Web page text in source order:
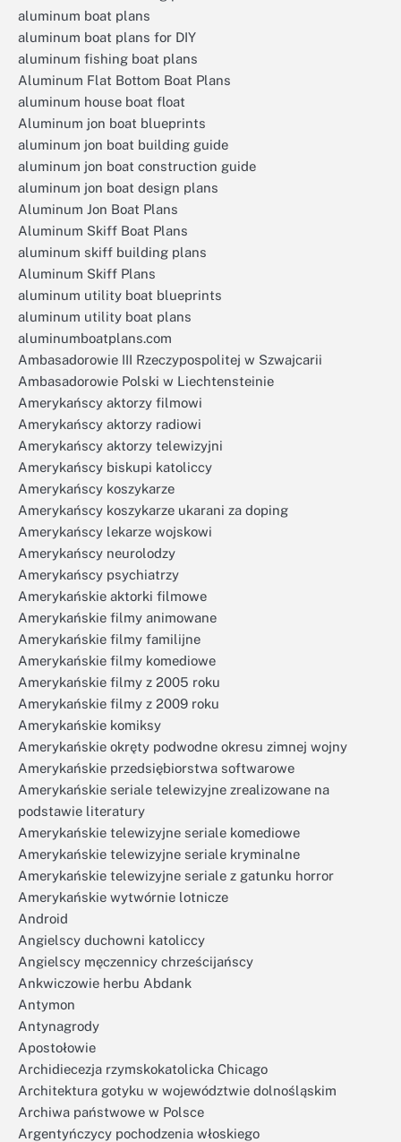
aluminum boat plans
aluminum boat plans for DIY
aluminum fishing boat plans
Aluminum Flat Bottom Boat Plans
aluminum house boat float
Aluminum jon boat blueprints
aluminum jon boat building guide
aluminum jon boat construction guide
aluminum jon boat design plans
Aluminum Jon Boat Plans
Aluminum Skiff Boat Plans
aluminum skiff building plans
Aluminum Skiff Plans
aluminum utility boat blueprints
aluminum utility boat plans
aluminumboatplans.com
Ambasadorowie III Rzeczypospolitej w Szwajcarii
Ambasadorowie Polski w Liechtensteinie
Amerykańscy aktorzy filmowi
Amerykańscy aktorzy radiowi
Amerykańscy aktorzy telewizyjni
Amerykańscy biskupi katoliccy
Amerykańscy koszykarze
Amerykańscy koszykarze ukarani za doping
Amerykańscy lekarze wojskowi
Amerykańscy neurolodzy
Amerykańscy psychiatrzy
Amerykańskie aktorki filmowe
Amerykańskie filmy animowane
Amerykańskie filmy familijne
Amerykańskie filmy komediowe
Amerykańskie filmy z 2005 roku
Amerykańskie filmy z 2009 roku
Amerykańskie komiksy
Amerykańskie okręty podwodne okresu zimnej wojny
Amerykańskie przedsiębiorstwa softwarowe
Amerykańskie seriale telewizyjne zrealizowane na
podstawie literatury
Amerykańskie telewizyjne seriale komediowe
Amerykańskie telewizyjne seriale kryminalne
Amerykańskie telewizyjne seriale z gatunku horror
Amerykańskie wytwórnie lotnicze
Android
Angielscy duchowni katoliccy
Angielscy męczennicy chrześcijańscy
Ankwiczowie herbu Abdank
Antymon
Antynagrody
Apostołowie
Archidiecezja rzymskokatolicka Chicago
Architektura gotyku w województwie dolnośląskim
Archiwa państwowe w Polsce
Argentyńczycy pochodzenia włoskiego